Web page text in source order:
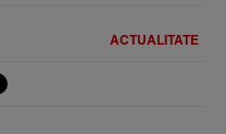
ACTUALITATE